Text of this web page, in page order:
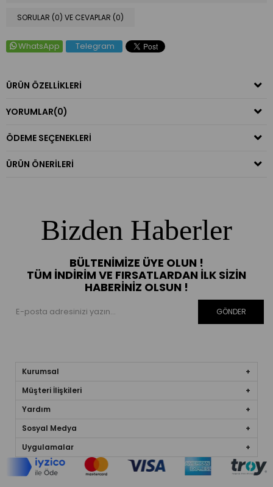
SORULAR (0) VE CEVAPLAR (0)
WhatsApp Telegram
ÜRÜN ÖZELLIKLERI
YORUMLAR(0)
ÖDEME SEÇENEKLERI
ÜRÜN ÖNERILERI
Bizden Haberler
BÜLTENIMIZE ÜYE OLUN !
TÜM İNDIRIM VE FIRSATLARDAN İLK SIZIN
HABERINIZ OLSUN !
GÖNDER
Kurumsal
Müşteri İlişkileri
Yardım
Sosyal Medya
Uygulamalar